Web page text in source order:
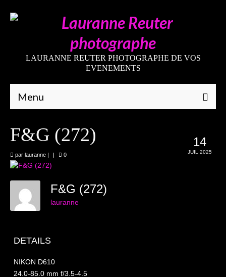
LAURANNE REUTER PHOTOGRAPHE DE VOS
EVENEMENTS
Menu
Mariages
Grossesses
Nouveaux-nés
Enfants
14
JUIL 2025
F&G (272)
par lauranne | | 0
F&G (272)
lauranne
DETAILS
NIKON D610
24.0-85.0 mm f/3.5-4.5